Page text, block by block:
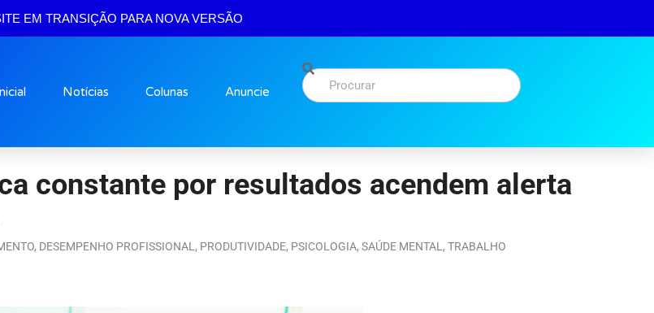
EM TRANSIÇÃO PARA NOVA VERSÃO
Notícias Colunas Anuncie
constante por resultados acendem alerta
, DESEMPENHO PROFISSIONAL , PRODUTIVIDADE, PSICOLOGIA, SAÚDE MENTAL , TRABALHO